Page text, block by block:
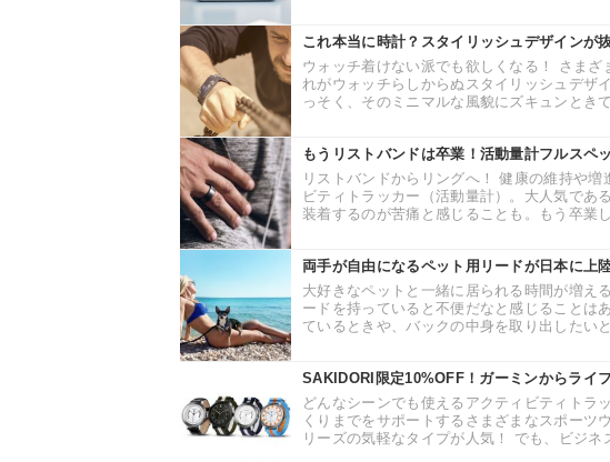
これ本当に時計？スタイリッシュデザインが
ウォッチ着けない派でも欲しくなる！ さま
れがウォッチらしからぬスタイリッシュデザ
っそく、そのミニマルな風貌にズキュンとき
もうリストバンドは卒業！活動量計フルスペ
リストバンドからリングへ！ 健康の維持や
ビティトラッカー（活動量計）。大人気であ
装着するのが苦痛と感じることも。もう卒業
両手が自由になるペット用リードが日本に上
大好きなペットと一緒に居られる時間が増え
ードを持っていると不便だなと感じることは
ているときや、バックの中身を取り出したい
SAKIDORI限定10%OFF！ガーミンからライ
どんなシーンでも使えるアクティビティトラ
くりまでをサポートするさまざまなスポーツ
リーズの気軽なタイプが人気！ でも、ビジネ